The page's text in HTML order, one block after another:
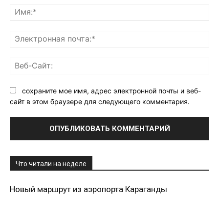
сохраните мое имя, адрес электронной почты и веб-
сайт в этом браузере для следующего комментария.
Что читали на неделе
Новый маршрут из аэропорта Караганды